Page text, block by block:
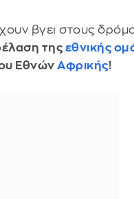
βγει στους
της εθνικής
ΕθνώνΑφρικής!